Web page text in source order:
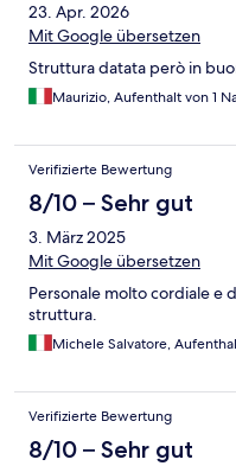
23. Apr. 2026
Mit Google übersetzen
Struttura datata però in
Maurizio, Aufenthalt von 1
Verifizierte Bewertung
8/10 – Sehr gut
3. März 2025
Mit Google übersetzen
Personale molto cordiale e
struttura.
Michele Salvatore,
Verifizierte Bewertung
8/10 – Sehr gut